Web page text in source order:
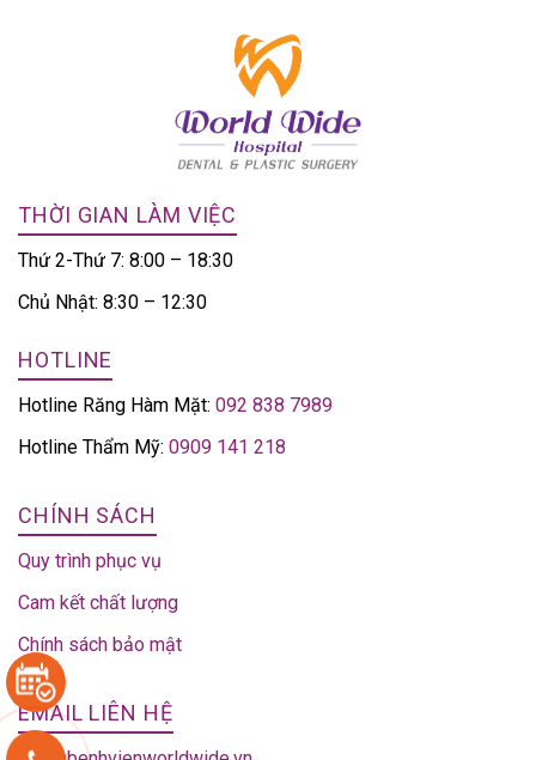
THỜI GIAN LÀM VIỆC
Thứ 2-Thứ 7: 8:00 – 18:30
Chủ Nhật: 8:30 – 12:30
HOTLINE
Hotline Răng Hàm Mặt: 092 838 7989
Hotline Thẩm Mỹ: 0909 141 218
CHÍNH SÁCH
Quy trình phục vụ
Cam kết chất lượng
Chính sách bảo mật
EMAIL LIÊN HỆ